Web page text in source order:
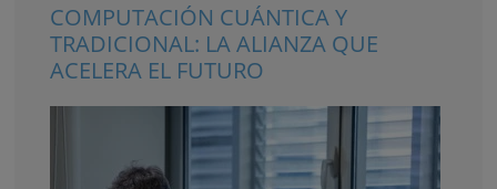
COMPUTACIÓN CUÁNTICA Y
TRADICIONAL: LA ALIANZA QUE
ACELERA EL FUTURO